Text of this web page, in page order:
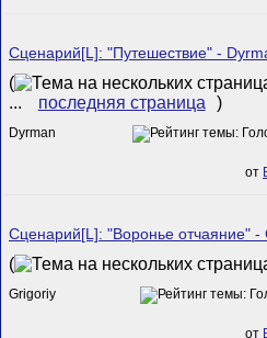
Сценарий[L]: "Путешествие" -
(
...
последняя страница )
Dyrman
от
Сценарий[L]: "Воронье отчаяние" -
(
Grigoriy
от